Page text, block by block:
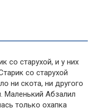
со старухой, и у них
со старухой
ни скота, ни другого
Маленький Абзалил
только охапка